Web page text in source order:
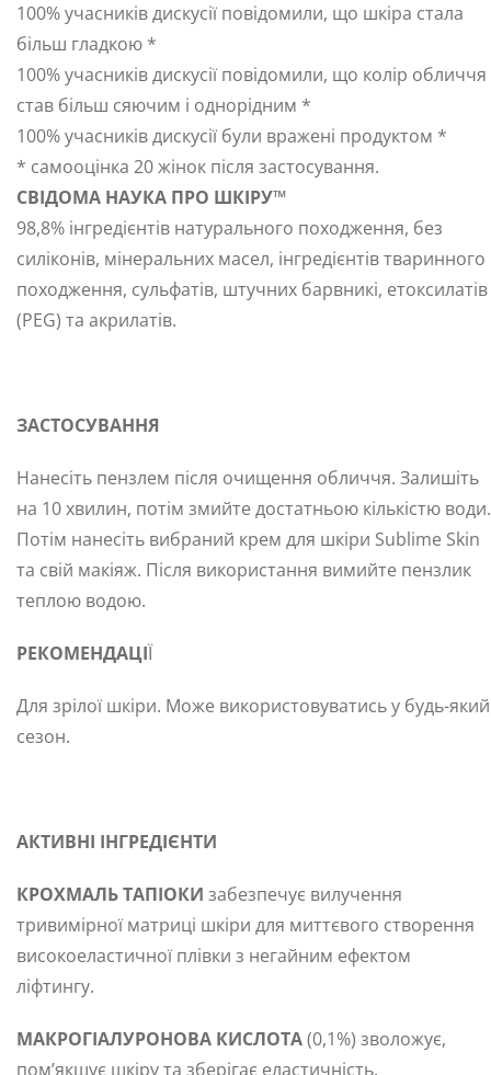
100% учасників дискусії повідомили, що шкіра стала
більш гладкою *
100% учасників дискусії повідомили, що колір обличчя
став більш сяючим і однорідним *
100% учасників дискусії були вражені продуктом *
* самооцінка 20 жінок після застосування.
СВІДОМА НАУКА ПРО ШКІРУ™
98,8% інгредієнтів натурального походження, без
силіконів, мінеральних масел, інгредієнтів тваринного
походження, сульфатів, штучних барвникі, етоксилатів
(PEG) та акрилатів.
ЗАСТОСУВАННЯ
Нанесіть пензлем після очищення обличчя. Залишіть
на 10 хвилин, потім змийте достатньою кількістю води.
Потім нанесіть вибраний крем для шкіри Sublime Skin
та свій макіяж. Після використання вимийте пензлик
теплою водою.
РЕКОМЕНДАЦІЇ
Для зрілої шкіри. Може використовуватись у будь-який
сезон.
АКТИВНІ ІНГРЕДІЄНТИ
КРОХМАЛЬ ТАПІОКИ забезпечує вилучення
тривимірної матриці шкіри для миттєвого створення
високоеластичної плівки з негайним ефектом
ліфтингу.
МАКРОГІАЛУРОНОВА КИСЛОТА(0,1%) зволожує,
пом’якшує шкіру та зберігає еластичність.